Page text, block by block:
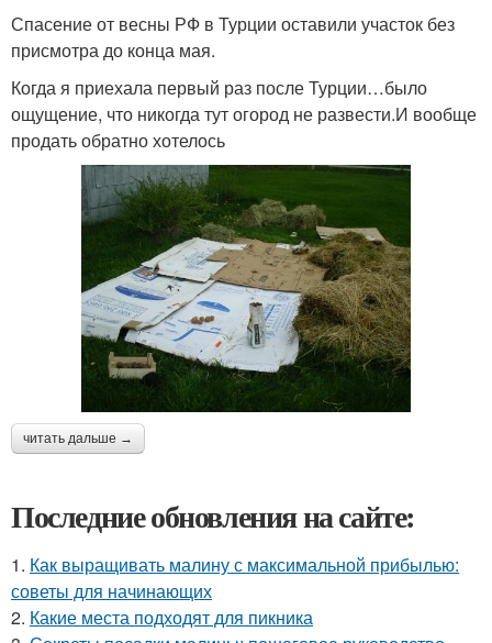
Спасение от весны РФ в Турции оставили участок без
присмотра до конца мая.
Когда я приехала первый раз после Турции…было
ощущение, что никогда тут огород не развести.И вообще
продать обратно хотелось
читать дальше →
Последние обновления на сайте:
1. Как выращивать малину с максимальной прибылью:
советы для начинающих
2. Какие места подходят для пикника